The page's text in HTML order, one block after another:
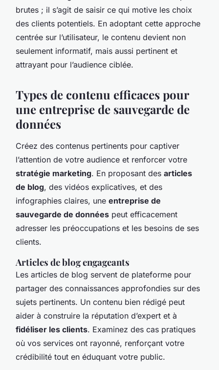
brutes ; il s’agit de saisir ce qui motive les choix
des clients potentiels. En adoptant cette approche
centrée sur l’utilisateur, le contenu devient non
seulement informatif, mais aussi pertinent et
attrayant pour l’audience ciblée.
Types de contenu efficaces pour
une entreprise de sauvegarde de
données
Créez des contenus pertinents pour captiver
l’attention de votre audience et renforcer votre
stratégie marketing. En proposant des articles
de blog, des vidéos explicatives, et des
infographies claires, une entreprise de
sauvegarde de données peut efficacement
adresser les préoccupations et les besoins de ses
clients.
Articles de blog engageants
Les articles de blog servent de plateforme pour
partager des connaissances approfondies sur des
sujets pertinents. Un contenu bien rédigé peut
aider à construire la réputation d’expert et à
fidéliser les clients. Examinez des cas pratiques
où vos services ont rayonné, renforçant votre
crédibilité tout en éduquant votre public.